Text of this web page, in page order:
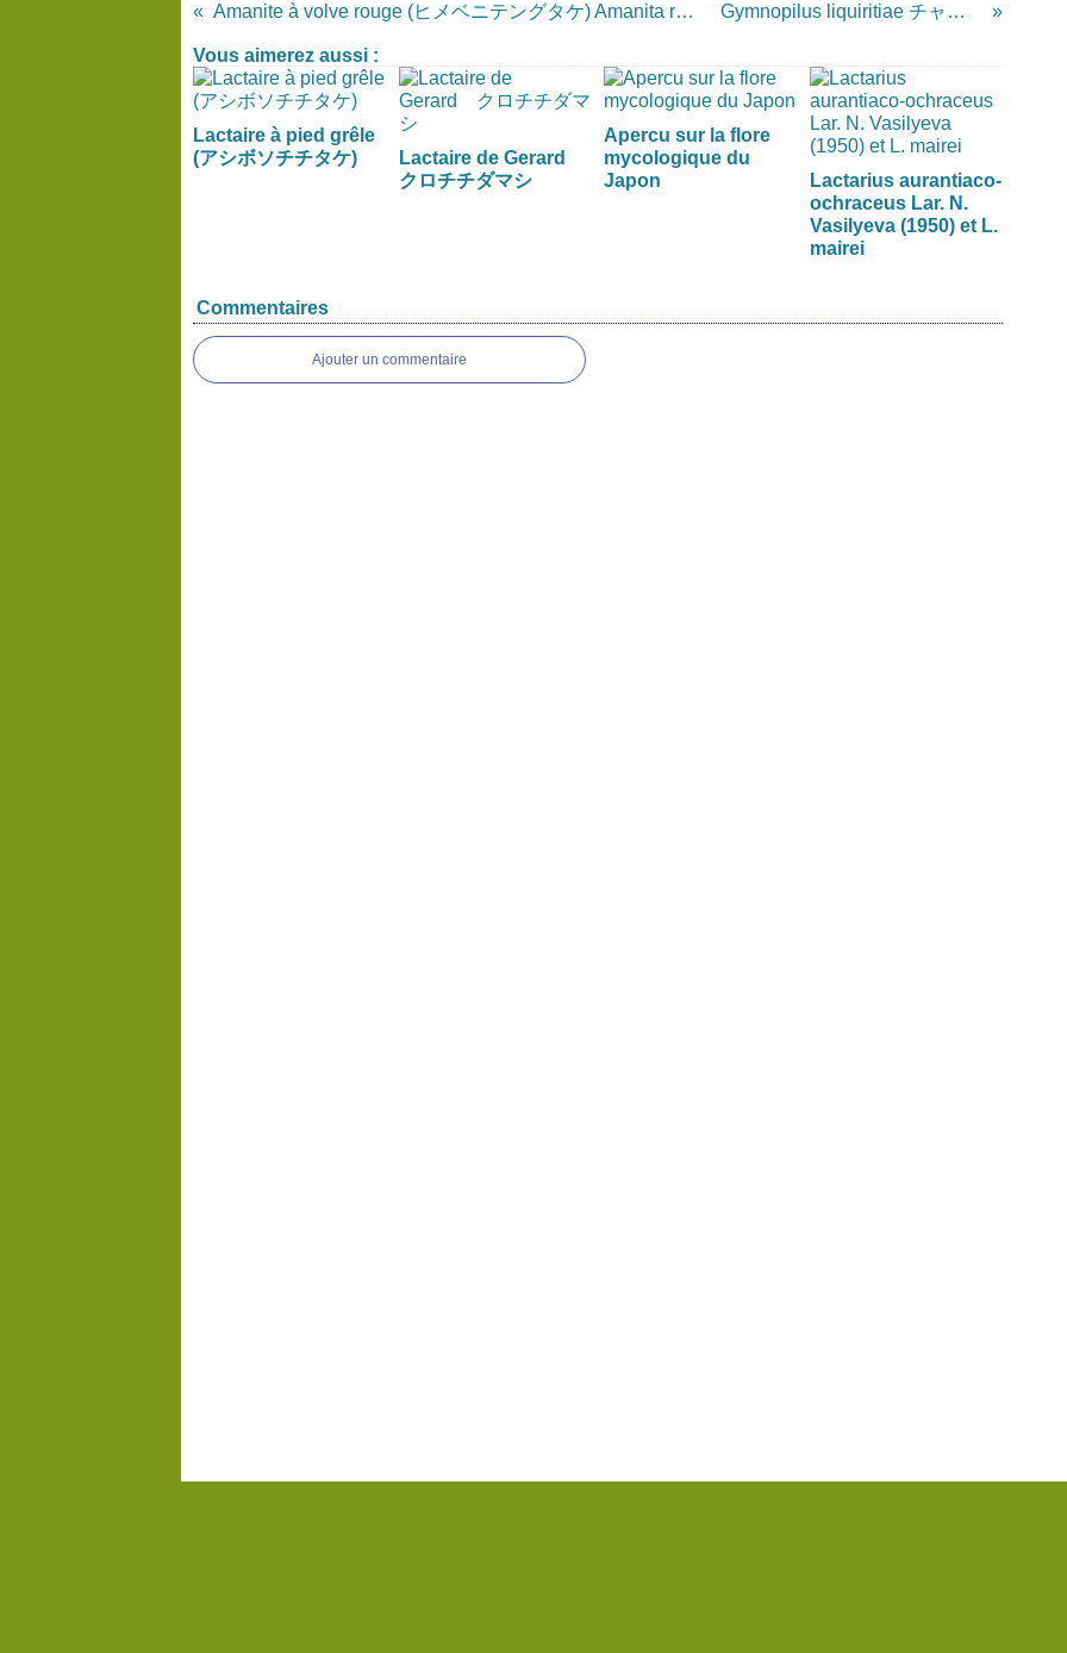
Amanite à volve rouge (ヒメベニテングタケ) Amanita rubrovolvata Gymnopilus liquiritiae チャツムタケ
Vous aimerez aussi :
Lactaire à pied grêle
(アシボソチチタケ)
Lactaire de Gerard
クロチチダマシ
Apercu sur la flore
mycologique du
Japon
Lactarius aurantiaco-
ochraceus Lar. N.
Vasilyeva (1950) et L.
mairei
Commentaires
Ajouter un commentaire